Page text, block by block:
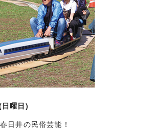
曜日)
日井の民俗芸能！